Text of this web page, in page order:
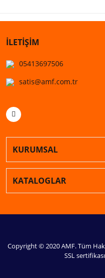
İLETİŞİM
05413697506
satis@amf.com.tr
KURUMSAL
KATALOGLAR
Copyright © 2020 AMF. Tüm
SSL